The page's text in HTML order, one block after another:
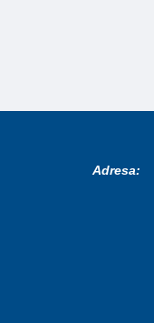
Adresa: